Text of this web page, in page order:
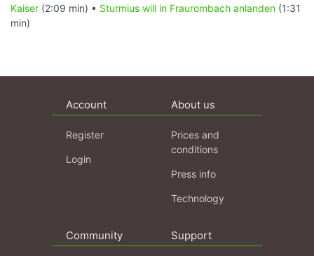
Kaiser (2:09 min) • Sturmius will in Fraurombach anlanden (1:31
min)
Account
Register
Login
About us
Prices and
conditions
Press info
Technology
Community Support